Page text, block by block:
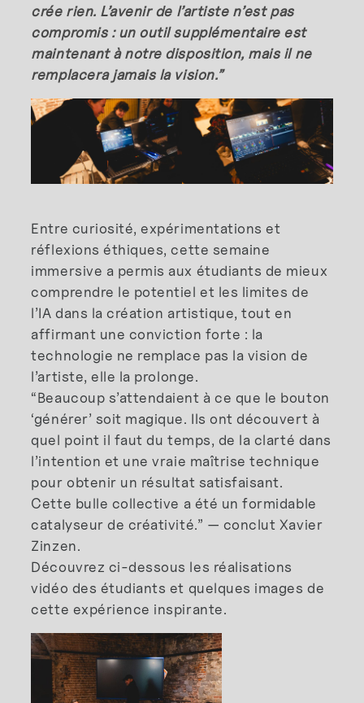
crée rien. L’avenir de l’artiste n’est pas
compromis : un outil supplémentaire est
maintenant à notre disposition, mais il ne
remplacera jamais la vision.”
Entre curiosité, expérimentations et
réflexions éthiques, cette semaine
immersive a permis aux étudiants de mieux
comprendre le potentiel et les limites de
l’IA dans la création artistique, tout en
affirmant une conviction forte : la
technologie ne remplace pas la vision de
l’artiste, elle la prolonge.
“Beaucoup s’attendaient à ce que le bouton
‘générer’ soit magique. Ils ont découvert à
quel point il faut du temps, de la clarté dans
l’intention et une vraie maîtrise technique
pour obtenir un résultat satisfaisant.
Cette bulle collective a été un formidable
catalyseur de créativité.” — conclut Xavier
Zinzen.
Découvrez ci-dessous les réalisations
vidéo des étudiants et quelques images de
cette expérience inspirante.